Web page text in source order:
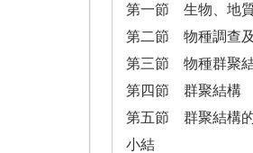
第一節 生物、地
第二節 物種調查
第三節 物種群聚
第四節 群聚結構
第五節 群聚結構的
小結